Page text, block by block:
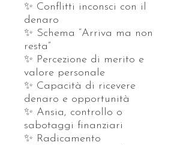
✨ Conflitti inconsci con il
denaro
✨ Schema “Arriva ma non
resta”
✨ Percezione di merito e
valore personale
✨ Capacità di ricevere
denaro e opportunità
✨ Ansia, controllo o
sabotaggi finanziari
✨ Radicamento